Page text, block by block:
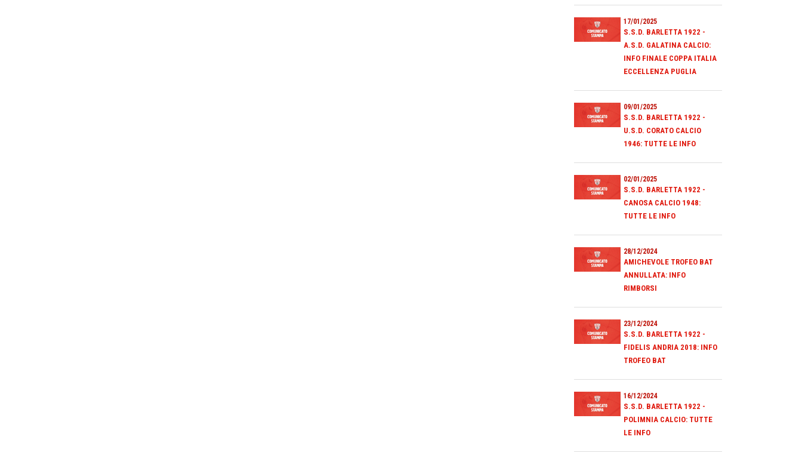
17/01/2025
S.S.D. BARLETTA 1922 -
A.S.D. GALATINA CALCIO:
INFO FINALE COPPA ITALIA
ECCELLENZA PUGLIA
09/01/2025
S.S.D. BARLETTA 1922 -
U.S.D. CORATO CALCIO
1946: TUTTE LE INFO
02/01/2025
S.S.D. BARLETTA 1922 -
CANOSA CALCIO 1948:
TUTTE LE INFO
28/12/2024
AMICHEVOLE TROFEO BAT
ANNULLATA: INFO
RIMBORSI
23/12/2024
S.S.D. BARLETTA 1922 -
FIDELIS ANDRIA 2018: INFO
TROFEO BAT
16/12/2024
S.S.D. BARLETTA 1922 -
POLIMNIA CALCIO: TUTTE
LE INFO